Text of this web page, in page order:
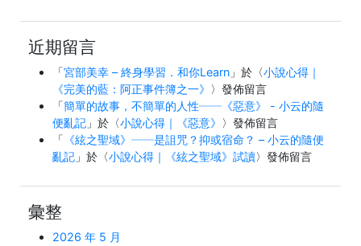
近期留言
「宮部美幸 – 終身學習．和你Learn 」於〈小說心得｜
《完美的藍：阿正事件簿之一》 〉發佈留言
「簡單的故事，不簡單的人性──《惡意》 - 小云的隨
便亂記 」於〈小說心得｜《惡意》 〉發佈留言
「 《絃之聖域》──是詛咒？抑或宿命？ – 小云的隨便
亂記 」於〈小說心得｜《絃之聖域》試讀〉發佈留言
彙整
2026 年 5 月